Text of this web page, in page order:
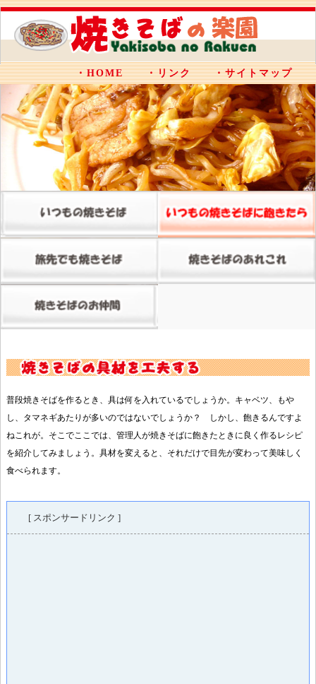
・HOME ・リンク ・サイトマップ
普段焼きそばを作るとき、具は何を入れているでしょうか。キャベツ、もや
し、タマネギあたりが多いのではないでしょうか？ しかし、飽きるんですよ
ねこれが。そこでここでは、管理人が焼きそばに飽きたときに良く作るレシピ
を紹介してみましょう。具材を変えると、それだけで目先が変わって美味しく
食べられます。
[ スポンサードリンク ]